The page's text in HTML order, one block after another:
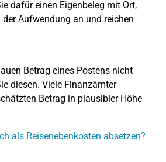
dafür einen Eigenbeleg mit Ort,
der Aufwendung an und reichen
Betrag eines Postens nicht
diesen. Viele Finanzämter
Betrag in plausibler Höhe
als Reisenebenkosten absetzen?